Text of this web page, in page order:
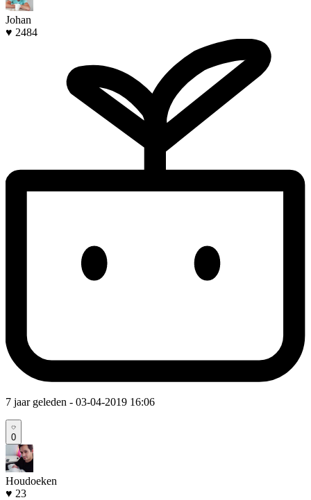
Johan
♥ 2484
7 jaar geleden - 03-04-2019 16:06
0
Houdoeken
♥ 23